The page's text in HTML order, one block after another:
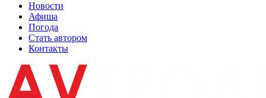
Новости
Афиша
Погода
Стать автором
Контакты